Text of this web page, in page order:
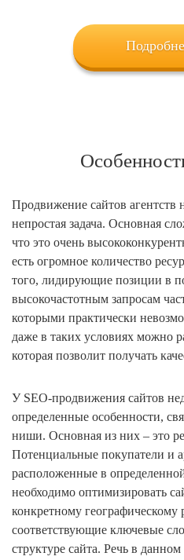
Продвижение сайтов агентств
непростая задача. Основная
что это очень
есть огромное количество
того, лидирующие позиции в
высокочастотным запросам
которыми практически
даже в таких условиях можно
которая позволит получать
У SEO-продвижения сайтов
определенные особенности,
ниши. Основная из них – это
Потенциальные покупатели и
расположенные в
необходимо оптимизировать
конкретному географическому
соответствующие ключевые
структуре сайта. Речь в